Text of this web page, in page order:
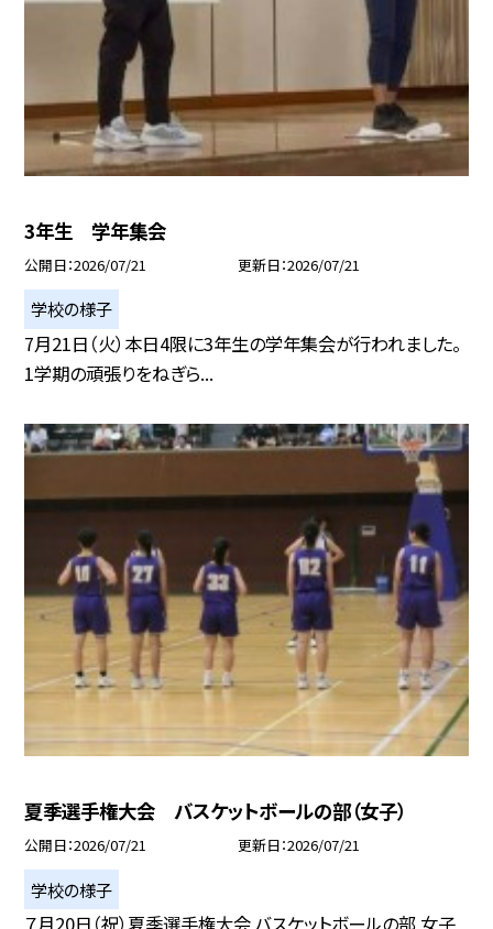
3年生 学年集会
公開日 2026/07/21 更新日 2026/07/21
学校の様子
7月21日（火）本日4限に3年生の学年集会が行われました。
1学期の頑張りをねぎら...
夏季選手権大会 バスケットボールの部（女子）
公開日 2026/07/21 更新日 2026/07/21
学校の様子